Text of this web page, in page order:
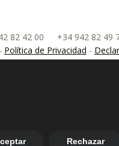
82 42 00 +34 942 82 49
- Política de Privacidad -
Rechazar